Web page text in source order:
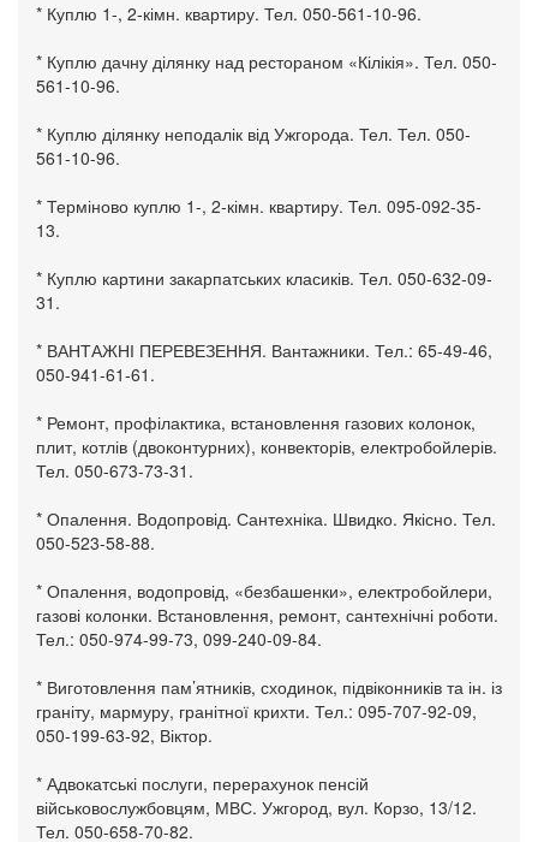
* Куплю 1-, 2-кімн. квартиру. Тел. 050-561-10-96.
* Куплю дачну ділянку над рестораном «Кілікія». Тел. 050-
561-10-96.
* Куплю ділянку неподалік від Ужгорода. Тел. Тел. 050-
561-10-96.
* Терміново куплю 1-, 2-кімн. квартиру. Тел. 095-092-35-
13.
* Куплю картини закарпатських класиків. Тел. 050-632-09-
31.
* ВАНТАЖНІ ПЕРЕВЕЗЕННЯ. Вантажники. Тел.: 65-49-46,
050-941-61-61.
* Ремонт, профілактика, встановлення газових колонок,
плит, котлів (двоконтурних), конвекторів, електробойлерів.
Тел. 050-673-73-31.
* Опалення. Водопровід. Сантехніка. Швидко. Якісно. Тел.
050-523-58-88.
* Опалення, водопровід, «безбашенки», електробойлери,
газові колонки. Встановлення, ремонт, сантехнічні роботи.
Тел.: 050-974-99-73, 099-240-09-84.
* Виготовлення пам’ятників, сходинок, підвіконників та ін. із
граніту, мармуру, гранітної крихти. Тел.: 095-707-92-09,
050-199-63-92, Віктор.
* Адвокатські послуги, перерахунок пенсій
військовослужбовцям, МВС. Ужгород, вул. Корзо, 13/12.
Тел. 050-658-70-82.